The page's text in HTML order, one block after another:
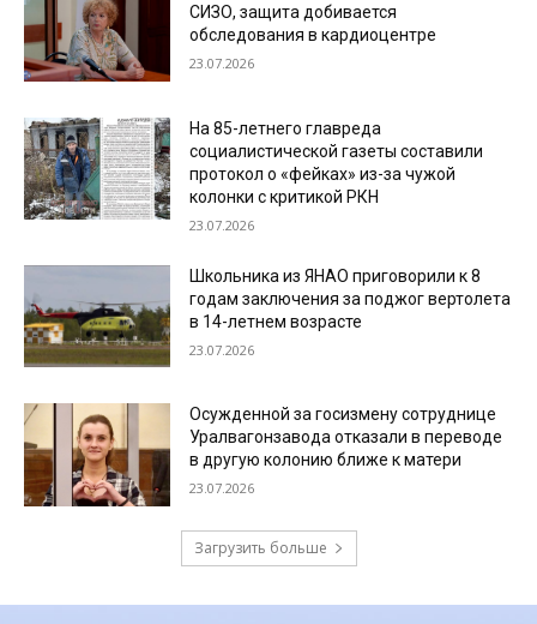
СИЗО, защита добивается
обследования в кардиоцентре
23.07.2026
На 85-летнего главреда
социалистической газеты составили
протокол о «фейках» из-за чужой
колонки с критикой РКН
23.07.2026
Школьника из ЯНАО приговорили к 8
годам заключения за поджог вертолета
в 14-летнем возрасте
23.07.2026
Осужденной за госизмену сотруднице
Уралвагонзавода отказали в переводе
в другую колонию ближе к матери
23.07.2026
Загрузить больше